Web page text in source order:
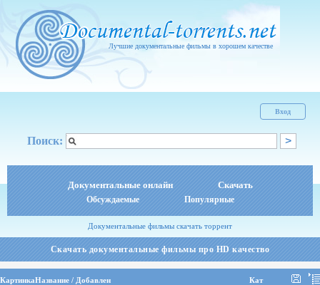
Лучшие документальные фильмы в хорошем качестве
Вход
Поиск:
Документальные онлайн Скачать
Обсуждаемые Популярные
Документальные фильмы скачать торрент
Скачать документальные фильмы про HD качество
КартинкаНазвание / Добавлен Кат